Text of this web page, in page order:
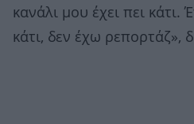
κανάλι μου έχει πει
κάτι, δεν έχω ρεπορτάζ»,